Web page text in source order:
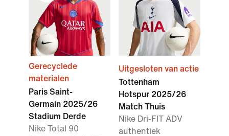
Gerecyclede
materialen
Paris Saint-
Germain 2025/26
Stadium Derde
Nike Total 90
Uitgesloten van actie
Tottenham
Hotspur 2025/26
Match Thuis
Nike Dri-FIT ADV
authentiek